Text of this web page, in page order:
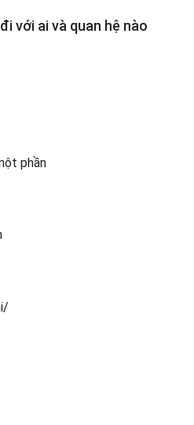
với ai và quan hệ nào
phần